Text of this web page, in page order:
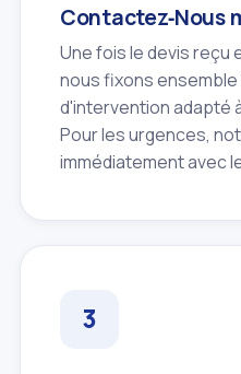
Contactez‑Nous
Une fois le devis reçu
nous fixons ensemble
d'intervention adapté
Pour les urgences,
immédiatement avec